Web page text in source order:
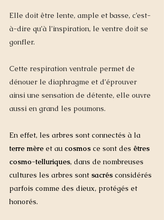
Elle doit être lente, ample et basse, c’est-
à-dire qu’à l’inspiration, le ventre doit se
gonfler.
Cette respiration ventrale permet de
dénouer le diaphragme et d’éprouver
ainsi une sensation de détente, elle ouvre
aussi en grand les poumons.
En effet, les arbres sont connectés à la
terre mère et au cosmos ce sont des êtres
cosmo-telluriques, dans de nombreuses
cultures les arbres sont sacrés considérés
parfois comme des dieux, protégés et
honorés.